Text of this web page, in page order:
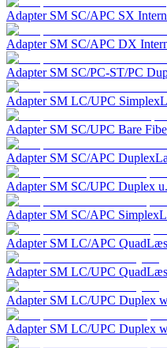
Adapter SM SC/APC SX
Adapter SM SC/APC DX
Adapter SM SC/PC-ST/PC
Adapter SM LC/UPC Simplex
Adapter SM SC/UPC Bare
Adapter SM SC/APC Duplex
Adapter SM SC/UPC Duplex
Adapter SM SC/APC Simplex
Adapter SM LC/APC Quad
Adapter SM LC/UPC Quad
Adapter SM LC/UPC Duplex
Adapter SM LC/UPC Duplex